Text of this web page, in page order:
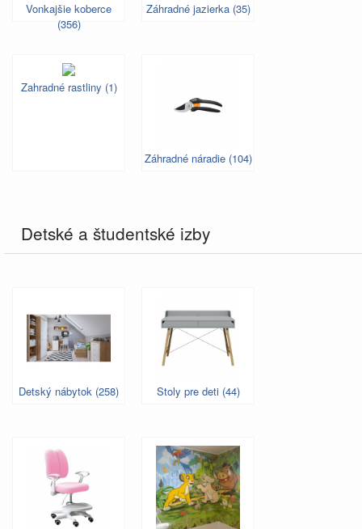
Vonkajšie koberce
(356)
Záhradné jazierka (35)
Zahradné rastliny (1)
Záhradné náradie (104)
Detské a študentské izby
Detský nábytok (258) Stoly pre deti (44)